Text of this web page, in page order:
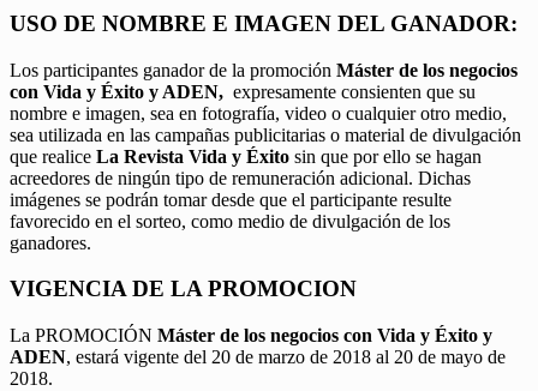
USO DE NOMBRE E IMAGEN DEL GANADOR:
Los participantes ganador de la promoción Máster de los negocios
con Vida y Éxito y ADEN, expresamente consienten que su
nombre e imagen, sea en fotografía, video o cualquier otro medio,
sea utilizada en las campañas publicitarias o material de divulgación
que realice La Revista Vida y Éxito sin que por ello se hagan
acreedores de ningún tipo de remuneración adicional. Dichas
imágenes se podrán tomar desde que el participante resulte
favorecido en el sorteo, como medio de divulgación de los
ganadores.
VIGENCIA DE LA PROMOCION
La PROMOCIÓN Máster de los negocios con Vida y Éxito y
ADEN, estará vigente del 20 de marzo de 2018 al 20 de mayo de
2018.